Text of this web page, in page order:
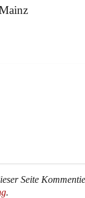
Seite
.